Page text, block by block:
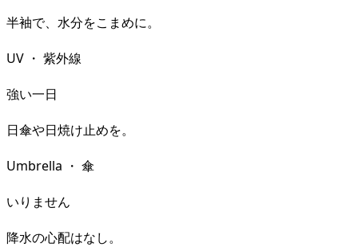
半袖で、水分をこまめに。
UV ・ 紫外線
強い一日
日傘や日焼け止めを。
Umbrella ・ 傘
いりません
降水の心配はなし。